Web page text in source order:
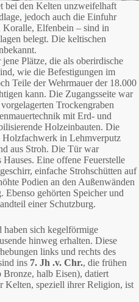
bei den Kelten unzweifelhaft
jedoch auch die Einfuhr
Elfenbein – sind in
belegt. Die keltischen
Plätze, die als oberirdische
wie die Befestigungen im
Teile der Wehrmauer der 18.000
kann. Die Zugangsseite war
Trockengraben
mit Erd- und
Holzeinbauten. Die
Holzfachwerk in Lehmverputz
aus Stroh. Die Tür war
Eine offene Feuerstelle
einfache Strohschütten auf
Podien an den Außenwänden
gehörten Speicher und
einer Schutzburg.
sich kegelförmige
hinweg erhalten. Diese
links und rechts des
ins 7. Jh .v. Chr., die frühen
halb Eisen), datiert
Kelten, speziell ihrer Religion, ist